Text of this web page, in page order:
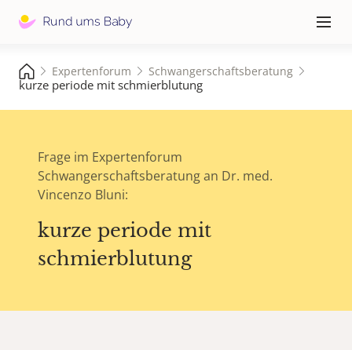
≡
Expertenforum Schwangerschaftsberatung
kurze periode mit schmierblutung
Frage im Expertenforum
Schwangerschaftsberatung an Dr. med.
Vincenzo Bluni:
kurze periode mit
schmierblutung